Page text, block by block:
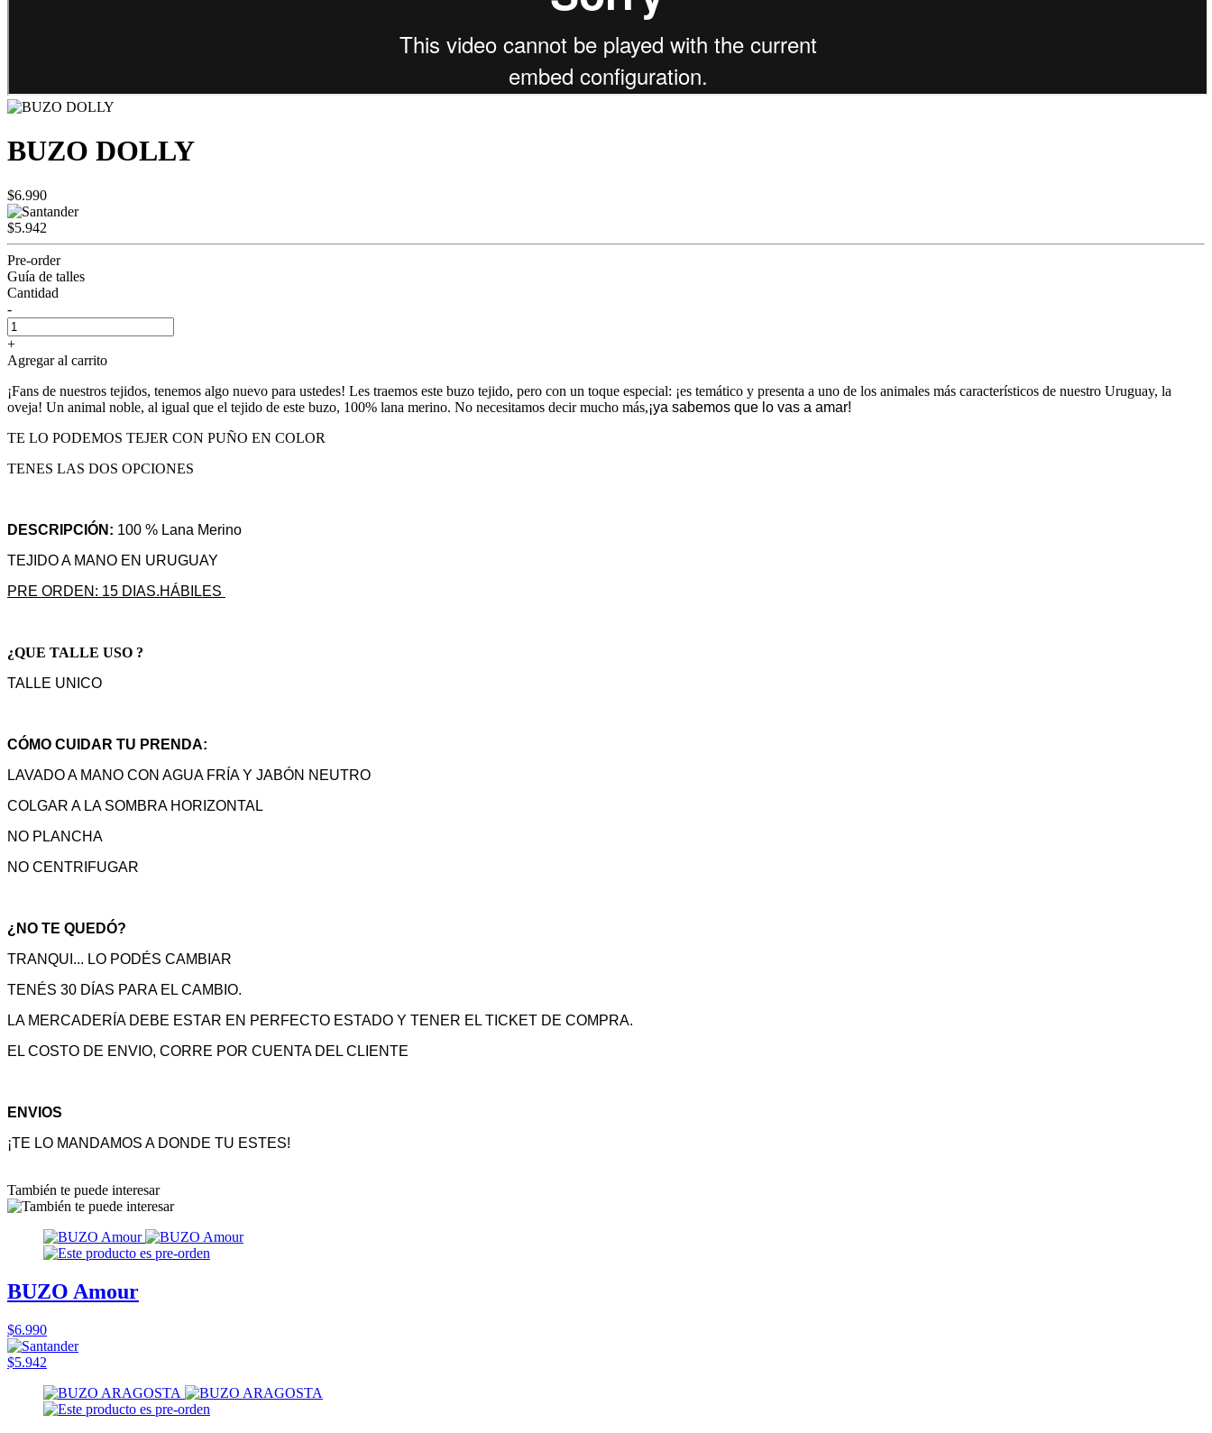
BUZO DOLLY
$6.990
$5.942
Pre-order
Guía de talles
Cantidad
-
+
Agregar al carrito
¡Fans de nuestros tejidos, tenemos algo nuevo para ustedes! Les traemos este buzo tejido, pero con un toque especial: ¡es temático y presenta a uno de los animales más característicos de nuestro Uruguay, la
oveja! Un animal noble, al igual que el tejido de este buzo, 100% lana merino. No necesitamos decir mucho más,¡ya sabemos que lo vas a amar!
TE LO PODEMOS TEJER CON PUÑO EN COLOR
TENES LAS DOS OPCIONES
DESCRIPCIÓN: 100 % Lana Merino
TEJIDO A MANO EN URUGUAY
PRE ORDEN: 15 DIAS.HÁBILES
¿QUE TALLE USO ?
TALLE UNICO
CÓMO CUIDAR TU PRENDA:
LAVADO A MANO CON AGUA FRÍA Y JABÓN NEUTRO
COLGAR A LA SOMBRA HORIZONTAL
NO PLANCHA
NO CENTRIFUGAR
¿NO TE QUEDÓ?
TRANQUI... LO PODÉS CAMBIAR
TENÉS 30 DÍAS PARA EL CAMBIO.
LA MERCADERÍA DEBE ESTAR EN PERFECTO ESTADO Y TENER EL TICKET DE COMPRA.
EL COSTO DE ENVIO, CORRE POR CUENTA DEL CLIENTE
ENVIOS
¡TE LO MANDAMOS A DONDE TU ESTES!
También te puede interesar
BUZO Amour
$6.990
$5.942